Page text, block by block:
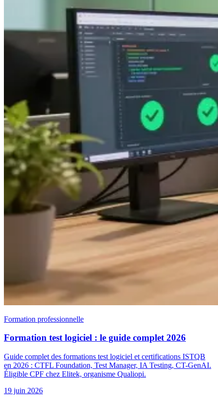
Formation professionnelle
Formation test logiciel : le guide complet 2026
Guide complet des formations test logiciel et certifications ISTQB
en 2026 : CTFL Foundation, Test Manager, IA Testing, CT-GenAI.
Éligible CPF chez Elitek, organisme Qualiopi.
19 juin 2026